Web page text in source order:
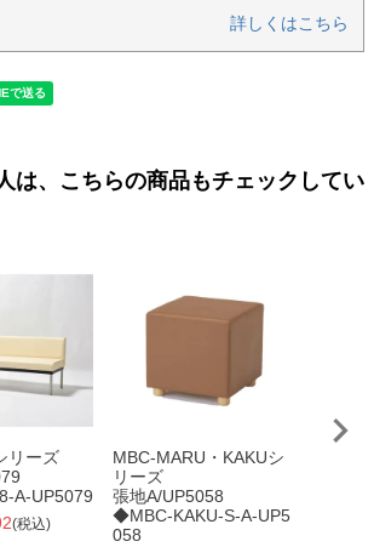
詳しくはこちら
は、こちらの商品もチェックしてい
リーズ
A-UP5079
(税込)
MBC-MARU・KAKUシ
リーズ
張地A/UP5058
◆MBC-KAKU-S-A-UP5
058